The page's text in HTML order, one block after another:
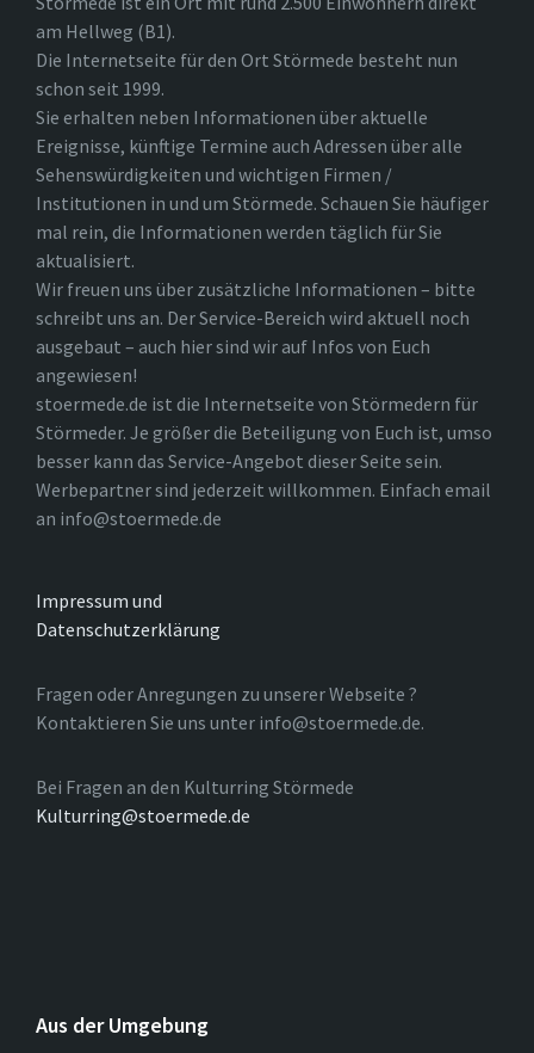
am Hellweg (B1).
Die Internetseite für den Ort Störmede besteht nun
schon seit 1999.
Sie erhalten neben Informationen über aktuelle
Ereignisse, künftige Termine auch Adressen über alle
Sehenswürdigkeiten und wichtigen Firmen /
Institutionen in und um Störmede. Schauen Sie häufiger
mal rein, die Informationen werden täglich für Sie
aktualisiert.
Wir freuen uns über zusätzliche Informationen – bitte
schreibt uns an. Der Service-Bereich wird aktuell noch
ausgebaut – auch hier sind wir auf Infos von Euch
angewiesen!
stoermede.de ist die Internetseite von Störmedern für
Störmeder. Je größer die Beteiligung von Euch ist, umso
besser kann das Service-Angebot dieser Seite sein.
Werbepartner sind jederzeit willkommen. Einfach email
an info@stoermede.de
Impressum und
Datenschutzerklärung
Fragen oder Anregungen zu unserer Webseite ?
Kontaktieren Sie uns unter info@stoermede.de.
Bei Fragen an den Kulturring Störmede
Kulturring@stoermede.de
Aus der Umgebung